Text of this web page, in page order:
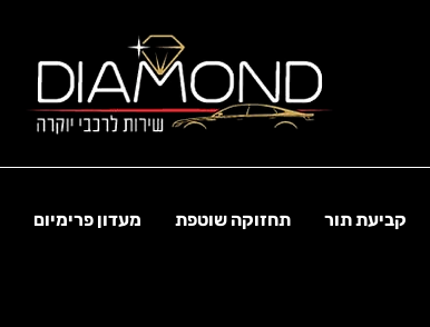
מעדון פרימיום תחזוקה שוטפת קביעת תור